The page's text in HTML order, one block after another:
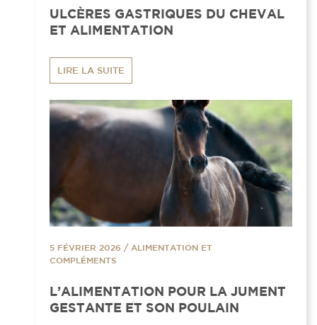
ULCÈRES GASTRIQUES DU CHEVAL
ET ALIMENTATION
LIRE LA SUITE
5 FÉVRIER 2026 / ALIMENTATION ET
COMPLÉMENTS
L’ALIMENTATION POUR LA JUMENT
GESTANTE ET SON POULAIN